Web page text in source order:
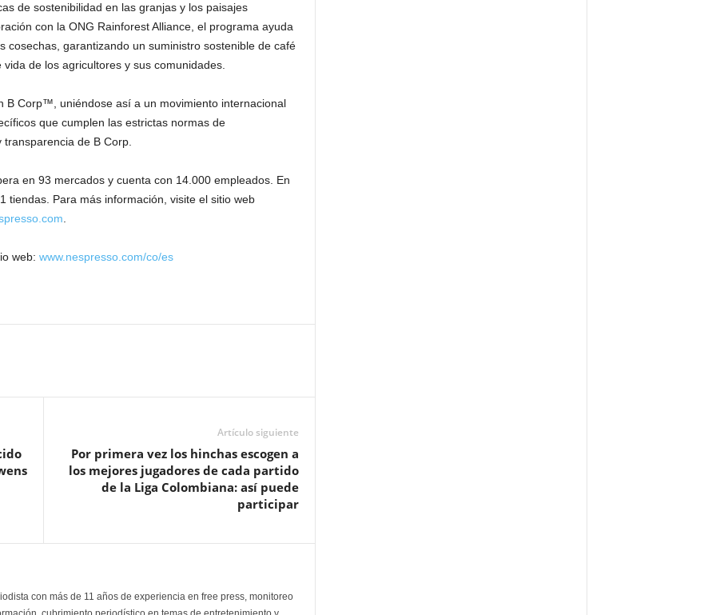
de sostenibilidad en las granjas y los paisajes
con la ONG Rainforest Alliance, el programa ayuda
cosechas, garantizando un suministro sostenible de café
de los agricultores y sus comunidades.
B Corp™, uniéndose así a un movimiento internacional
que cumplen las estrictas normas de
de B Corp.
en 93 mercados y cuenta con 14.000 empleados. En
tiendas. Para más información, visite el sitio web
web: www.nespresso.com/co/es
Artículo siguiente
Por primera vez los hinchas escogen a
los mejores jugadores de cada partido
de la Liga Colombiana: así puede
participar
con más de 11 años de experiencia en free press, monitoreo